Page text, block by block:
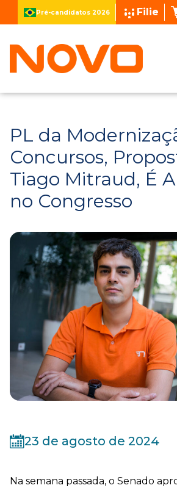
Pré-candidatos 2026 Filie
PL da
Concursos,
Tiago Mitraud, É
no Congresso
23 de agosto de 2024
Na semana passada, o Senado